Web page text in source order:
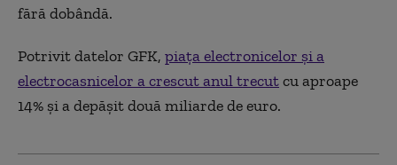
fără dobândă.
Potrivit datelor GFK, piața electronicelor și a
electrocasnicelor a crescut anul trecutcu aproape
14% și a depășit două miliarde de euro.